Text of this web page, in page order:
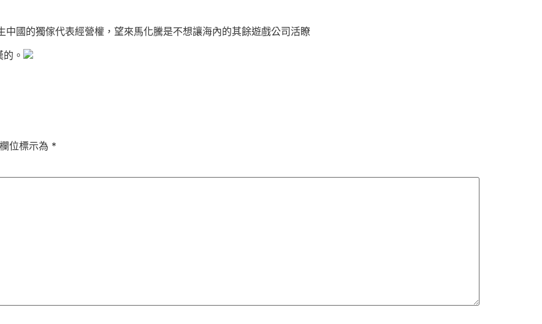
國的獨傢代表經營權，望來馬化騰是不想讓海內的其餘遊戲公司活瞭
。
位標示為 *